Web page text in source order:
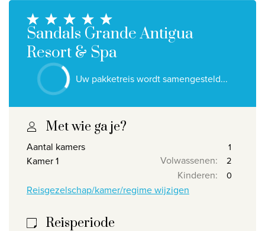
De beste aanbiedingen
IKYK Malta
Dhigali Resort Maldives
SALT of Palmar Mauritius
Over Travelworld
Wie zijn wij
Onze bestemmingen
Contacteer ons
Sandals Grande Antigua
Resort & Spa
Uw pakketreis wordt samengesteld...
Met wie ga je?
Aantal kamers
Kamer 1
Volwassenen:
Kinderen:
Reisgezelschap/kamer/regime wijzigen
Reisperiode